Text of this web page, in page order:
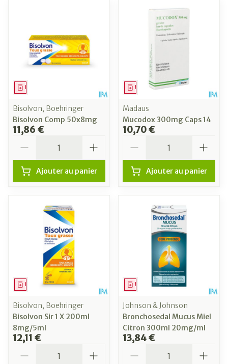
Médicament
Bisolvon, Boehringer
Bisolvon Comp 50x8mg
11,86 €
Ajouter au panier
Médicament
Madaus
Mucodox 300mg Caps 14
10,70 €
Ajouter au panier
Médicament
Bisolvon, Boehringer
Bisolvon Sir 1 X 200ml
8mg/5ml
12,11 €
Médicament
Johnson & Johnson
Bronchosedal Mucus Miel
Citron 300ml 20mg/ml
13,84 €